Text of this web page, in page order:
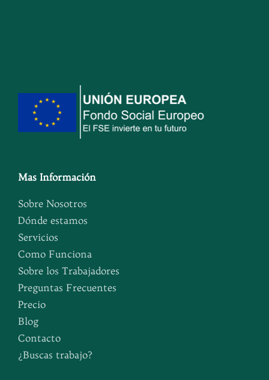
Mas Información
Sobre Nosotros
Dónde estamos
Servicios
Como Funciona
Sobre los Trabajadores
Preguntas Frecuentes
Precio
Blog
Contacto
¿Buscas trabajo?